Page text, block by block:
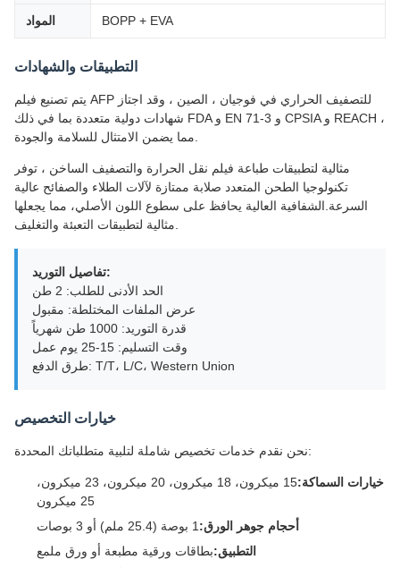
المواد BOPP + EVA
التطبيقات والشهادات
يتم تصنيع فيلم AFP للتصفيف الحراري في فوجيان ، الصين ، وقد اجتاز
شهادات دولية متعددة بما في ذلك FDA و EN 71-3 و CPSIA و REACH ،
مثالية لتطبيقات طباعة فيلم نقل الحرارة والتصفيف الساخن ، توفر
تكنولوجيا الطحن المتعدد صلابة ممتازة لآلات الطلاء والصفائح عالية
السرعة.الشفافية العالية يحافظ على سطوع اللون الأصلي، مما يجعلها
تفاصيل التوريد:
الحد الأدنى للطلب: 2 طن
عرض الملفات المختلطة: مقبول
قدرة التوريد: 1000 طن شهرياً
وقت التسليم: 15-25 يوم عمل
طرق الدفع: T/T، L/C، Western Union
خيارات التخصيص
نحن نقدم خدمات تخصيص شاملة لتلبية متطلباتك المحددة:
خيارات السماكة:
15 ميكرون، 18 ميكرون، 20 ميكرون، 23 ميكرون،
25 ميكرون
أحجام جوهر الورق: 1 بوصة (25.4 ملم) أو 3 بوصات
التطبيق:بطاقات ورقية مطبعة أو ورق ملمع